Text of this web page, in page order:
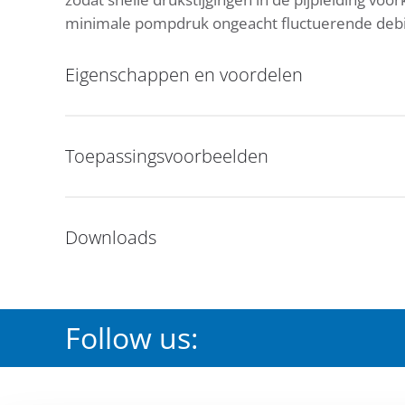
minimale pompdruk ongeacht fluctuerende
Eigenschappen en voordelen
Toepassingsvoorbeelden
Downloads
Follow us: